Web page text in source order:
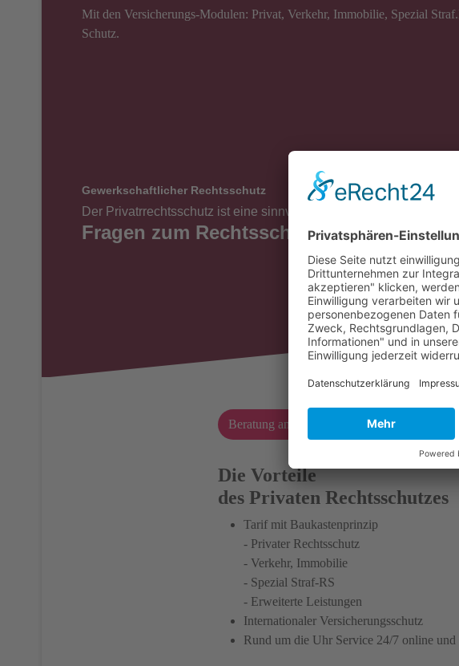
Mit den Versicherungs-Modulen: Privat, Verkehr, Immobilie, Spezial
Schutz.
Gewerkschaftlicher Rechtsschutz
Der Privatrrechtsschutz ist eine sinnvolle Ergänzung zum
Fragen zum Rechtsschutz von ver.di?
Beratung anfordern
Die Vorteile
des Privaten Rechtsschutzes
Tarif mit Baukastenprinzip
- Privater Rechtsschutz
- Verkehr, Immobilie
- Spezial Straf-RS
- Erweiterte Leistungen
Internationaler Versicherungsschutz
Rund um die Uhr Service 24/7 online